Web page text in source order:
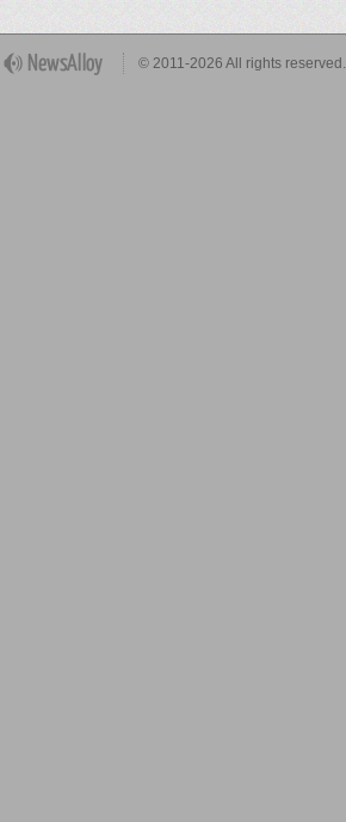
© 2011-2026 All rights reserved.